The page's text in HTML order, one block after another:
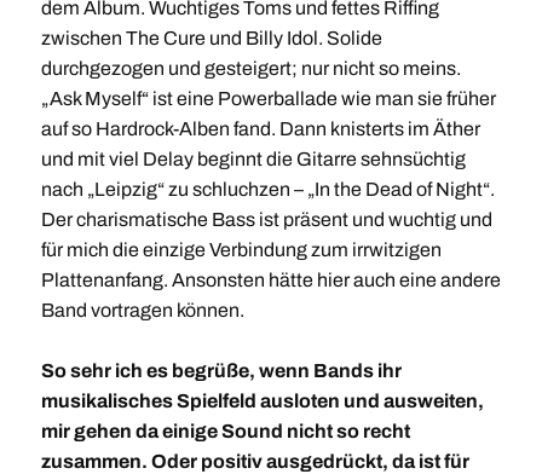
dem Album. Wuchtiges Toms und fettes Riffing
zwischen The Cure und Billy Idol. Solide
durchgezogen und gesteigert; nur nicht so meins.
„Ask Myself“ ist eine Powerballade wie man sie früher
auf so Hardrock-Alben fand. Dann knisterts im Äther
und mit viel Delay beginnt die Gitarre sehnsüchtig
nach „Leipzig“ zu schluchzen – „In the Dead of Night“.
Der charismatische Bass ist präsent und wuchtig und
für mich die einzige Verbindung zum irrwitzigen
Plattenanfang. Ansonsten hätte hier auch eine andere
Band vortragen können.
So sehr ich es begrüße, wenn Bands ihr
musikalisches Spielfeld ausloten und ausweiten,
mir gehen da einige Sound nicht so recht
zusammen. Oder positiv ausgedrückt, da ist für